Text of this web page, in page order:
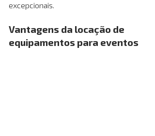
excepcionais.
Vantagens da locação de
equipamentos para eventos